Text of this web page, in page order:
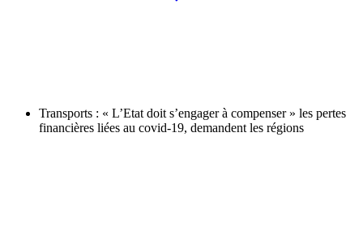
Transports : « L’Etat doit s’engager à compenser » les pertes
financières liées au covid-19, demandent les régions